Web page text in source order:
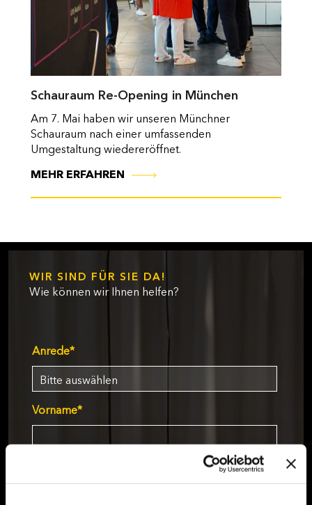
Schauraum Re-Opening in München
Am 7. Mai haben wir unseren Münchner
Schauraum nach einer umfassenden
Umgestaltung wiedereröffnet.
MEHR ERFAHREN
WIR SIND FÜR SIE DA!
Wie können wir Ihnen helfen?
Anrede*
Vorname*